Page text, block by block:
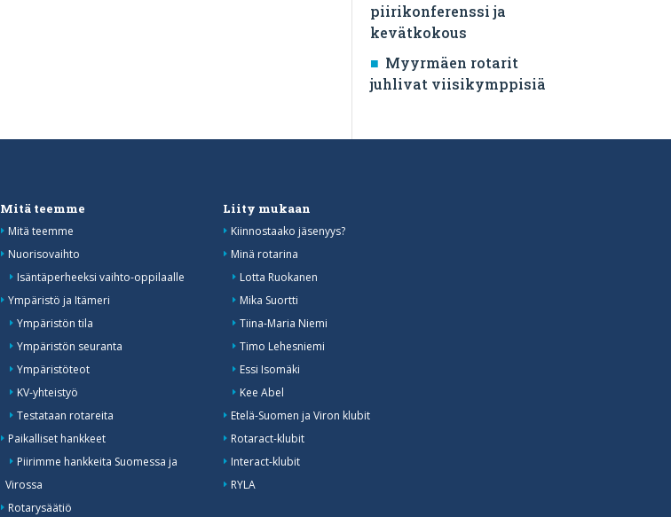
piirikonferenssi ja
kevätkokous
Myyrmäen rotarit
juhlivat viisikymppisiä
Mitä teemme
Mitä teemme
Nuorisovaihto
Isäntäperheeksi vaihto-oppilaalle
Ympäristö ja Itämeri
Ympäristön tila
Ympäristön seuranta
Ympäristöteot
KV-yhteistyö
Testataan rotareita
Paikalliset hankkeet
Piirimme hankkeita Suomessa ja
Virossa
Rotarysäätiö
Liity mukaan
Kiinnostaako jäsenyys?
Minä rotarina
Lotta Ruokanen
Mika Suortti
Tiina-Maria Niemi
Timo Lehesniemi
Essi Isomäki
Kee Abel
Etelä-Suomen ja Viron klubit
Rotaract-klubit
Interact-klubit
RYLA